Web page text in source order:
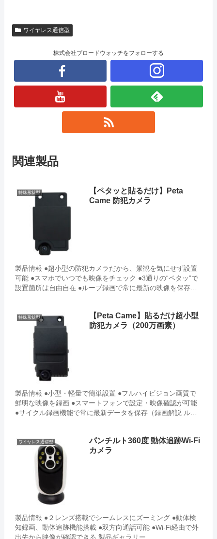
ワイヤレス通信型
株式会社ブロードウォッチをフォローする
関連製品
特殊形状型
【ペタッと貼るだけ】Peta
Came 防犯カメラ
製品情報 ●超小型の防犯カメラだから、景観を気にせず設置
可能 ●スマホでいつでも映像をチェック ●3通りの“ペタッ”で
設置箇所は自由自在 ●ループ録画で常に最新の映像を保存
特殊形状型
【Peta Came】貼るだけ超小型
防犯カメラ（200万画素）
製品情報 ●小型・軽量で簡単設置 ●フルハイビジョン画質で
鮮明な映像を録画 ●スマートフォンで設定・映像確認が可能
●サイクル録画機能で常に最新データを保存（録画解説 ルー
ワイヤレス通信型
パンチルト360度 動体追跡Wi-Fi
カメラ
製品情報 ●２レンズ搭載でシームレスにズーミング ●動体検
知録画、動体追跡機能搭載 ●双方向通話可能 ●Wi-Fi経由で外